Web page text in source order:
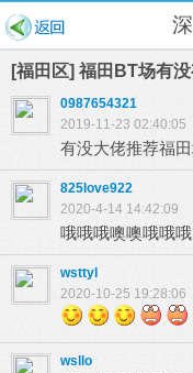
[福田区] 福田BT场有
0987654321
2019-11-23 02:40:05
有没大佬推荐福
825love922
2020-4-14 14:42:09
哦哦哦噢噢哦哦哦
wsttyl
2020-10-25 19:28:06
wsllo